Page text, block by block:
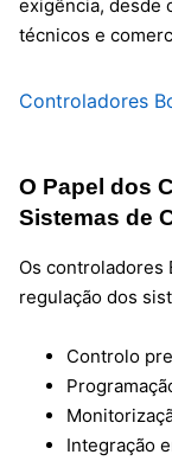
exigência, desde
técnicos e
Controladores
O Papel dos
Sistemas de
Os controladores
regulação dos
Controlo
Integração